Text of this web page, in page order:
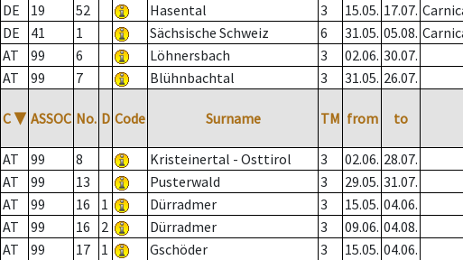
DE
19 52 Hasental 3 15.05. 17.07.
DE
41 1 Sächsische Schweiz 6 31.05. 05.08.
AT
99 6 Löhnersbach 3 02.06. 30.07.
AT
99 7 Blühnbachtal 3 31.05. 26.07.
C ▼ ASSOC No. D Code Surname TM from to
AT
99 8 Kristeinertal - Osttirol 3 02.06. 28.07.
AT
99 13 Pusterwald 3 29.05. 31.07.
AT
99 16 1 Dürradmer 3 15.05. 04.06.
AT
99 16 2 Dürradmer 3 09.06. 04.08.
AT
99 17 1 Gschöder 3 15.05. 04.06.